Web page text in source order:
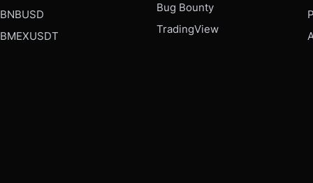
BNBUSD
BMEXUSDT
Bug Bounty
TradingView